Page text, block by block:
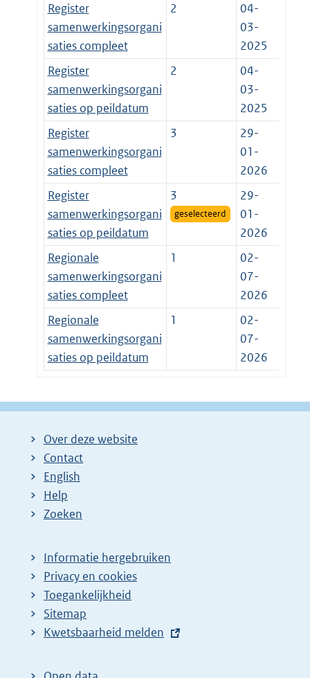
Register
samenwerkingsorgani
saties compleet
2
04-
03-
2025
Register
samenwerkingsorgani
saties op peildatum
2
04-
03-
2025
Register
samenwerkingsorgani
saties compleet
3
29-
01-
2026
Register
samenwerkingsorgani
saties op peildatum
3
geselecteerd
29-
01-
2026
Regionale
samenwerkingsorgani
saties compleet
1
02-
07-
2026
Regionale
samenwerkingsorgani
saties op peildatum
1
02-
07-
2026
Over deze website
Contact
English
Help
Zoeken
Informatie hergebruiken
Privacy en cookies
Toegankelijkheid
Sitemap
E
t
Kwetsbaarheid melden